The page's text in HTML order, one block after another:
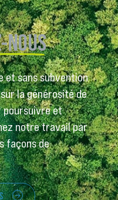
NOUS
et sans subvention
la générosité de
poursuivre et
notre travail par
façons de